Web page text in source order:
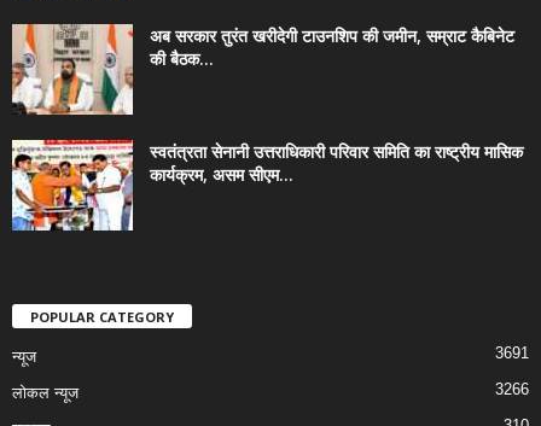
अब सरकार तुरंत खरीदेगी टाउनशिप की जमीन, सम्राट कैबिनेट
की बैठक...
स्वतंत्रता सेनानी उत्तराधिकारी परिवार समिति का राष्ट्रीय मासिक
कार्यक्रम, असम सीएम...
POPULAR CATEGORY
न्यूज 3691
लोकल न्यूज 3266